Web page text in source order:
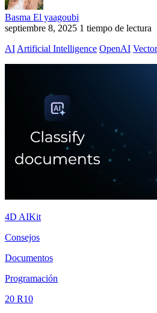
Basma El yaagoubi
septiembre 8, 2025 1 tiempo de lectura
AI Artificial Intelligence OpenAI
4D AIKit
Consejos
Documentos
Programación
20 R10